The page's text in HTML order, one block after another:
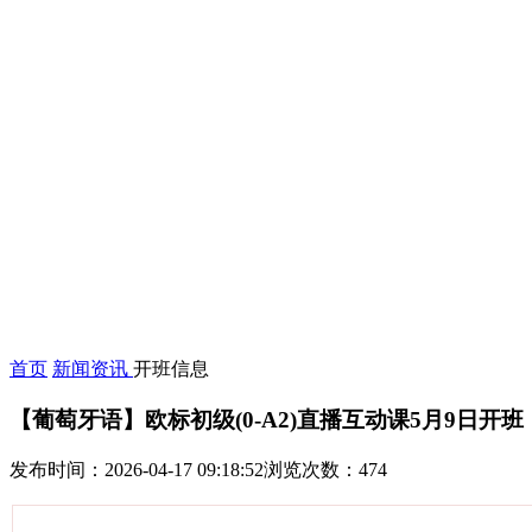
首页 新闻资讯 开班信息
【葡萄牙语】欧标初级(0-A2)直播互动课5月9日开班
发布时间：2026-04-17 09:18:52浏览次数：474